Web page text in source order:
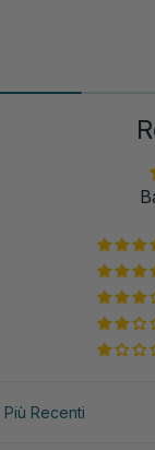
Sort by